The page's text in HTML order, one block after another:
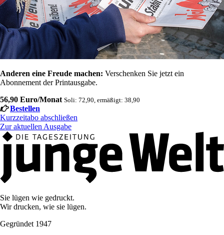
Anderen eine Freude machen: Verschenken Sie jetzt ein
Abonnement der Printausgabe.
56,90 Euro/Monat Soli: 72,90, ermäßigt: 38,90
Bestellen
Kurzzeitabo abschließen
Zur aktuellen Ausgabe
Sie lügen wie gedruckt.
Wir drucken, wie sie lügen.
Gegründet 1947